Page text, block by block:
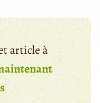
article à